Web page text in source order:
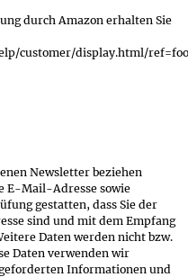
durch Amazon erhalten Sie
customer/display.html/
Newsletter beziehen
E-Mail-Adresse sowie
gestatten, dass Sie der
sind und mit dem Empfang
Daten werden nicht bzw.
Daten verwenden wir
Informationen und